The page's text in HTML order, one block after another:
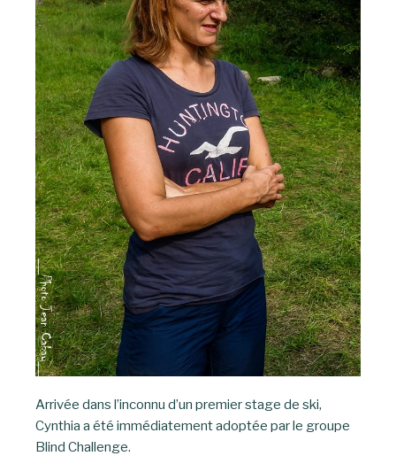
Arrivée dans l’inconnu d’un premier stage de ski,
Cynthia a été immédiatement adoptée par le groupe
Blind Challenge.